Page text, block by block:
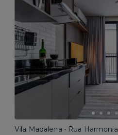
Vila Madalena • Rua Harmonia